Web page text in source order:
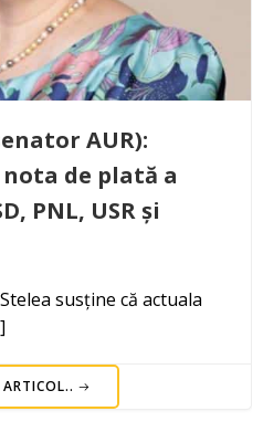
AUR):
de plată a
PNL, USR și
susține că actuala